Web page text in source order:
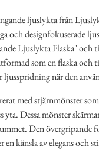
ljuslykta från
och designfokuserade
Ljuslykta Flaska" och
som en flaska och
när den
med stjärnmönster
yta. Dessa mönster
Den övergripande
en känsla av elegans och